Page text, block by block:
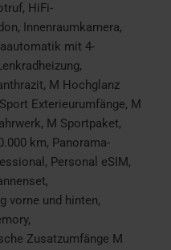
HiFi-
Innenraumkamera,
mit 4-
M Hochglanz
Exterieurumfänge, M
M Sportpaket,
km, Panorama-
Personal eSIM,
vorne und hinten,
Zusatzumfänge M